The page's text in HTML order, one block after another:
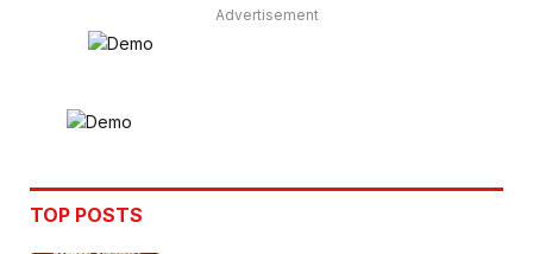
Advertisement
TOP POSTS